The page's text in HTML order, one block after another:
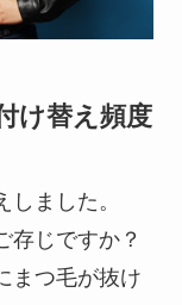
け替え頻度
ました。
存じですか？
まつ毛が抜け